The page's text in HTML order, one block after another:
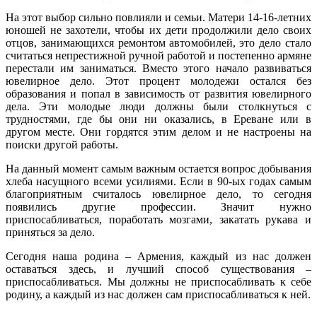
На этот выбор сильно повлияли и семьи. Матери 14-16-летних
юношей не захотели, чтобы их дети продолжили дело своих
отцов, занимающихся ремонтом автомобилей, это дело стало
считаться непрестижной ручной работой и постепенно армяне
перестали им заниматься. Вместо этого начало развиваться
ювелирное дело. Этот процент молодежи остался без
образования и попал в зависимость от развития ювелирного
дела. Эти молодые люди должны были столкнуться с
трудностями, где бы они ни оказались, в Ереване или в
другом месте. Они гордятся этим делом и не настроены на
поиски другой работы.
На данный момент самым важным остается вопрос добывания
хлеба насущного всеми усилиями. Если в 90-ых годах самым
благоприятным считалось ювелирное дело, то сегодня
появились другие профессии. Значит нужно
приспосабливаться, поработать мозгами, закатать рукава и
приняться за дело.
Сегодня наша родина – Армения, каждый из нас должен
оставаться здесь, и лучший способ существования –
приспосабливаться. Мы должны не приспосабливать к себе
родину, а каждый из нас должен сам приспосабливаться к ней.